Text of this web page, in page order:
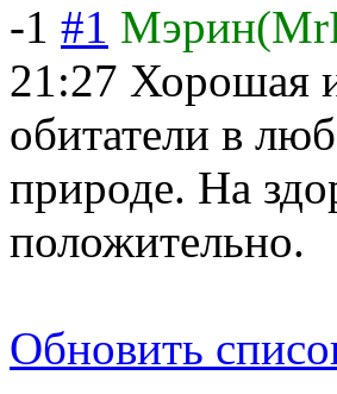
-1 #1
21:27 Хорошая
обитатели в
природе. На
положительно.
Обновить